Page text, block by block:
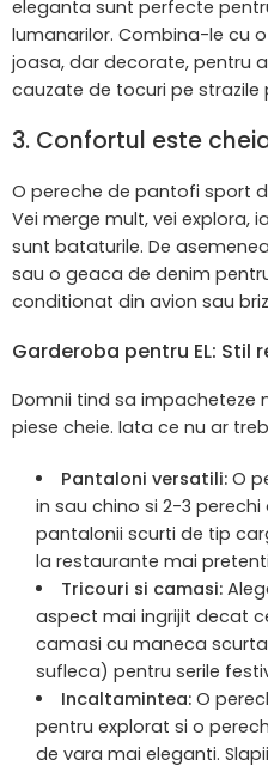
eleganta sunt perfecte
lumanarilor. Combina-le cu
joasa, dar decorate, pentru
cauzate de tocuri pe strazile
3. Confortul este
O pereche de pantofi sport
Vei merge mult, vei explora,
sunt bataturile. De
sau o geaca de denim
conditionat din avion sau
Garderoba pentru EL: Stil
Domnii tind sa impacheteze
piese cheie. Iata ce nu ar
Pantaloni versatili:O
in sau chino si 2-3
pantalonii scurti de tip
la restaurante mai
Tricouri si camasi:
aspect mai ingrijit decat
camasi cu maneca
sufleca) pentru serile
Incaltamintea:O
pentru explorat si o
de vara mai eleganti.